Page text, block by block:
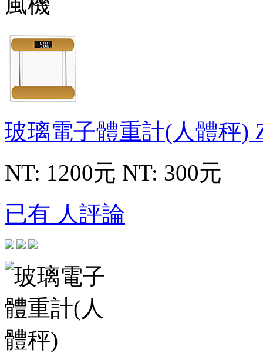
玻璃電子體重計(人體秤)
NT: 1200元 NT: 300元
已有 人評論